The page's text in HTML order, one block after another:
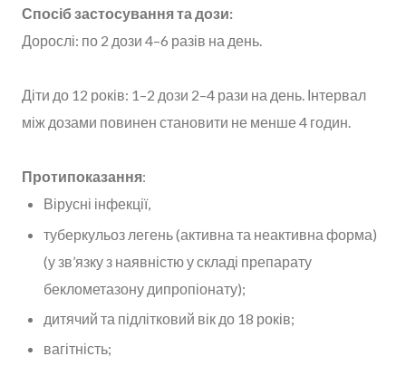
Спосіб застосування та дози:
Дорослі: по 2 дози 4–6 разів на день.
Діти до 12 років: 1–2 дози 2–4 рази на день. Інтервал
між дозами повинен становити не менше 4 годин.
Протипоказання:
Вірусні інфекції,
туберкульоз легень (активна та неактивна форма)
(у зв’язку з наявністю у складі препарату
беклометазону дипропіонату);
дитячий та підлітковий вік до 18 років;
вагітність;